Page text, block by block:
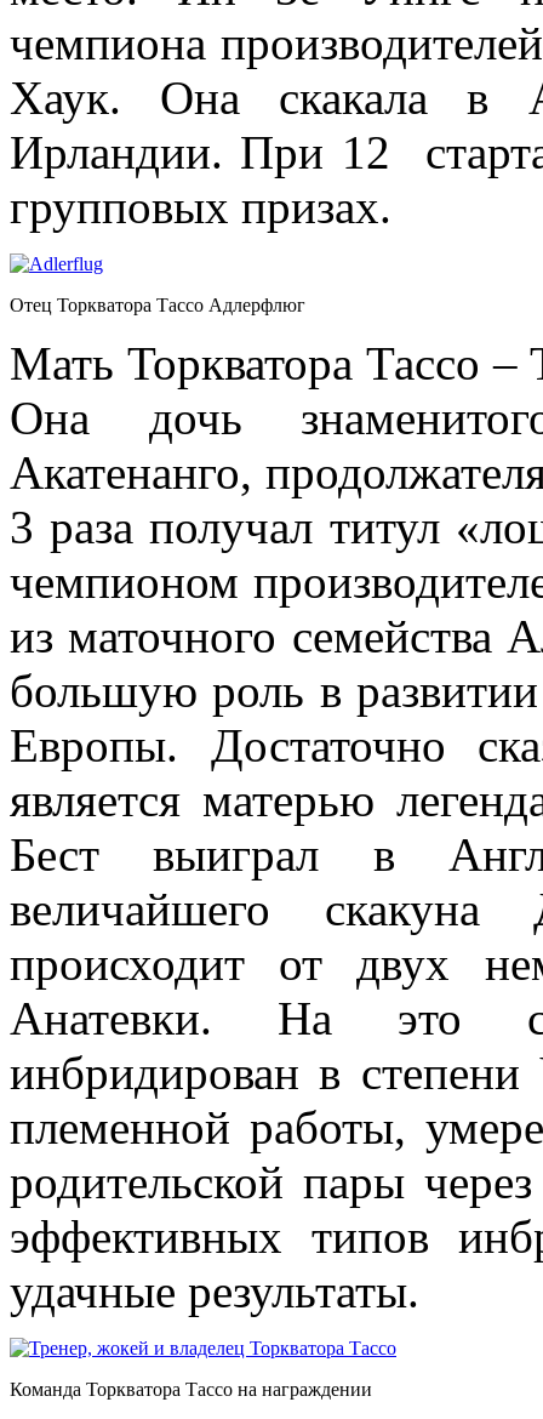
чемпиона
Хаук. Она скакала в
Ирландии. При 12
групповых призах.
Отец Торкватора Тассо Адлерфлюг
Мать Торкватора Тассо
Она дочь
Акатенанго,
3 раза получал титул
чемпионом
из маточного семейства
большую роль в развитии
Европы. Достаточно
является матерью
Бест выиграл в
величайшего скакуна
происходит от двух
Анатевки. На это
инбридирован в степени
племенной работы,
родительской пары
эффективных типов
удачные результаты.
Команда Торкватора Тассо на награждении